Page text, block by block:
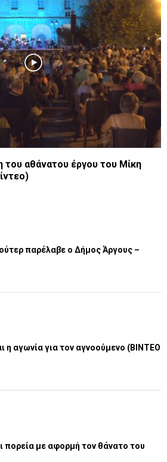
του αθάνατου έργου του Μίκη
παρέλαβε o Δήμος Άργους –
η αγωνία για τον αγνοούμενο (ΒΙΝΤΕΟ
πορεία με αφορμή τον θάνατο του